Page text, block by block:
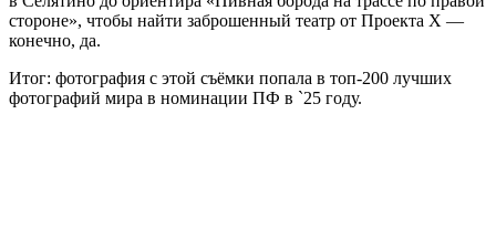
стороне», чтобы найти заброшенный театр от Проекта Х —
конечно, да.
Итог: фотография с этой съёмки попала в топ-200 лучших
фотографий мира в номинации ПФ в `25 году.